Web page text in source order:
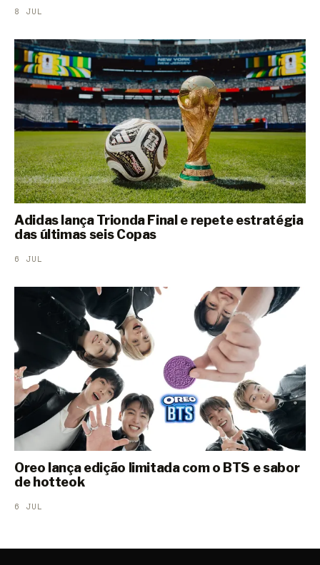
8 JUL
Adidas lança Trionda Final e repete estratégia
das últimas seis Copas
6 JUL
Oreo lança edição limitada com o BTS e sabor
de hotteok
6 JUL